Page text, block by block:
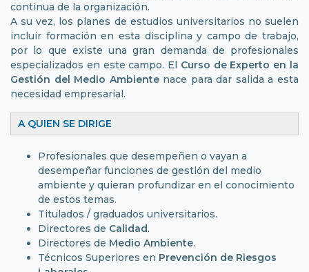
continua de la organización.
A su vez, los planes de estudios universitarios no suelen
incluir formación en esta disciplina y campo de trabajo,
por lo que existe una gran demanda de profesionales
especializados en este campo. El Curso de Experto en la
Gestión del Medio Ambientenace para dar salida a esta
necesidad empresarial.
A QUIEN SE DIRIGE
Profesionales que desempeñen o vayan a
desempeñar funciones de gestión del medio
ambiente y quieran profundizar en el conocimiento
de estos temas.
Titulados / graduados universitarios.
Directores de Calidad.
Directores de Medio Ambiente.
Técnicos Superiores en Prevención de Riesgos